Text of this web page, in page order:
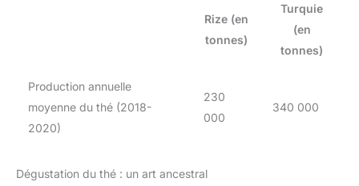
Rize (en
tonnes)
Turquie
(en
tonnes)
Production annuelle
moyenne du thé (2018-
2020)
230
000
340 000
Dégustation du thé : un art ancestral